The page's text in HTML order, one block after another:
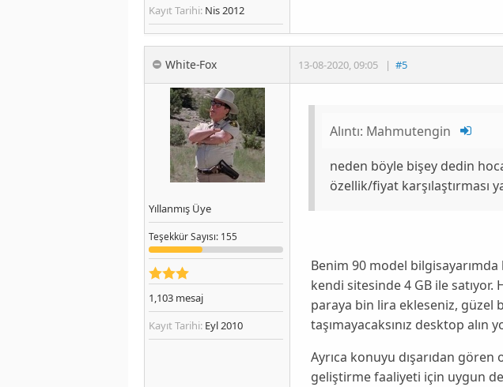
Kayıt Tarihi: Nis 2012
White-Fox 13-08-2020,09:05 | #5
Yıllanmış Üye
TeşekkürSayısı: 155
1,103 mesaj
Kayıt Tarihi: Eyl 2010
Alıntı: Mahmutengin
neden böyle bişey dedin
özellik/fiyat karşılaştırması
Benim 90 model
kendi sitesinde 4 GB ile
paraya bin lira ekleseniz, güzel
taşımayacaksınız desktop alın
Ayrıca konuyu dışarıdan
geliştirme faaliyeti için uygun